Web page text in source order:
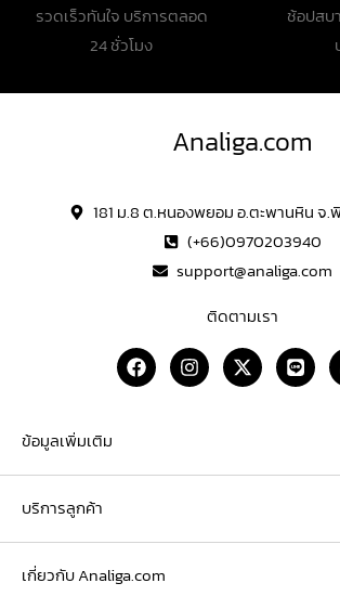
รวดเร็วทันใจ บริการตลอด
24 ชั่วโมง
ช้อปสบ
Analiga.com
181 ม.8 ต.หนองพยอม อ.ตะพานหิน จ.
(+66)0970203940
support@analiga.com
ติดตามเรา
F
a
c
o
I
n
s
r
X
-
t
t
L
i
n
ข้อมูลเพิ่มเติม
บริการลูกค้า
เกี่ยวกับ Analiga.com